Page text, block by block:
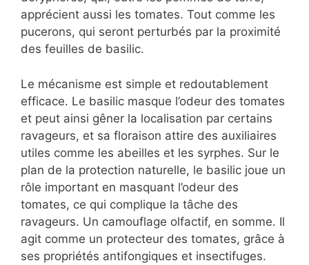
apprécient aussi les tomates. Tout comme les
pucerons, qui seront perturbés par la proximité
des feuilles de basilic.
Le mécanisme est simple et redoutablement
efficace. Le basilic masque l’odeur des tomates
et peut ainsi gêner la localisation par certains
ravageurs, et sa floraison attire des auxiliaires
utiles comme les abeilles et les syrphes. Sur le
plan de la protection naturelle, le basilic joue un
rôle important en masquant l’odeur des
tomates, ce qui complique la tâche des
ravageurs. Un camouflage olfactif, en somme. Il
agit comme un protecteur des tomates, grâce à
ses propriétés antifongiques et insectifuges.